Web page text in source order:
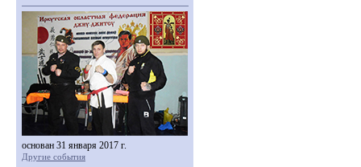
основан 31 января 2017 г.
Другие события